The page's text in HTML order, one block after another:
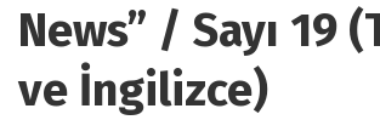
News” / Sayı 19
ve İngilizce)